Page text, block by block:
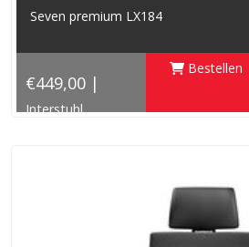
Seven premium LX184
€449,00 |
Interstuhl
Bestellen